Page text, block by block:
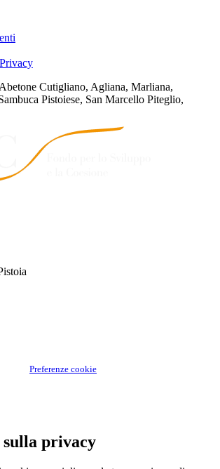
Cutigliano, Agliana, Marliana,
Pistoiese, San Marcello Piteglio,
Preferenze cookie
privacy